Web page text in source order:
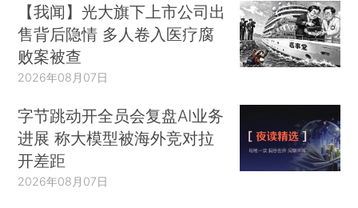
【我闻】光大旗下上市公司出
售背后隐情 多人卷入医疗腐
败案被查
2026年08月07日
字节跳动开全员会复盘AI业务
进展 称大模型被海外竞对拉
开差距
2026年08月07日